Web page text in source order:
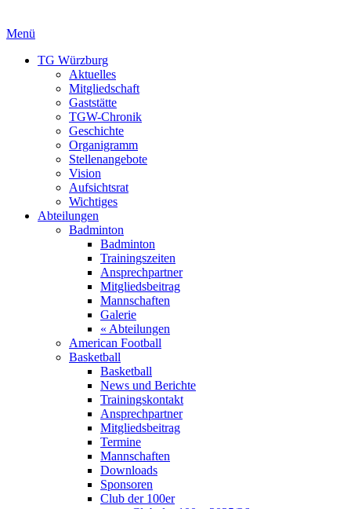
Menü
TG Würzburg
Aktuelles
Mitgliedschaft
Gaststätte
TGW-Chronik
Geschichte
Organigramm
Stellenangebote
Vision
Aufsichtsrat
Wichtiges
Abteilungen
Badminton
Badminton
Trainingszeiten
Ansprechpartner
Mitgliedsbeitrag
Mannschaften
Galerie
« Abteilungen
American Football
Basketball
Basketball
News und Berichte
Trainingskontakt
Ansprechpartner
Mitgliedsbeitrag
Termine
Mannschaften
Downloads
Sponsoren
Club der 100er